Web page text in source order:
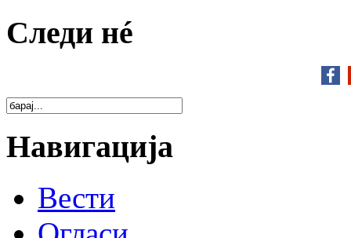
Следи нé
Навигација
Вести